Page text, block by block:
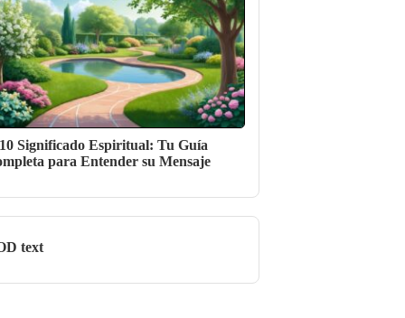
Significado Espiritual: Tu Guía
para Entender su Mensaje
text